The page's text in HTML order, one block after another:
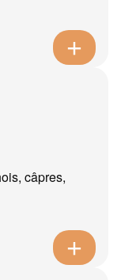
câpres,